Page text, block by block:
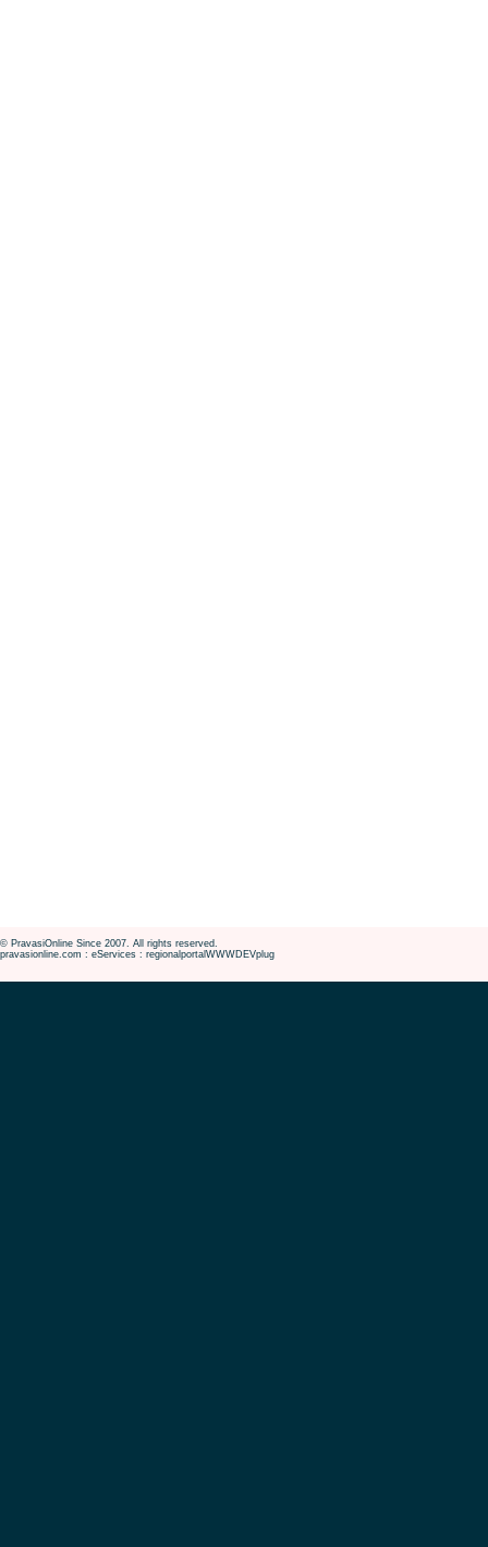
© PravasiOnline Since 2007. All rights reserved.
pravasionline.com : eServices : regionalportalWWWDEVplug